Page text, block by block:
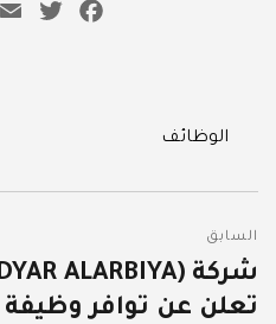
Facebook
Categories
الوظائف
المقالات
السابق
المقالة
السابقة:
تعلن عن توافر